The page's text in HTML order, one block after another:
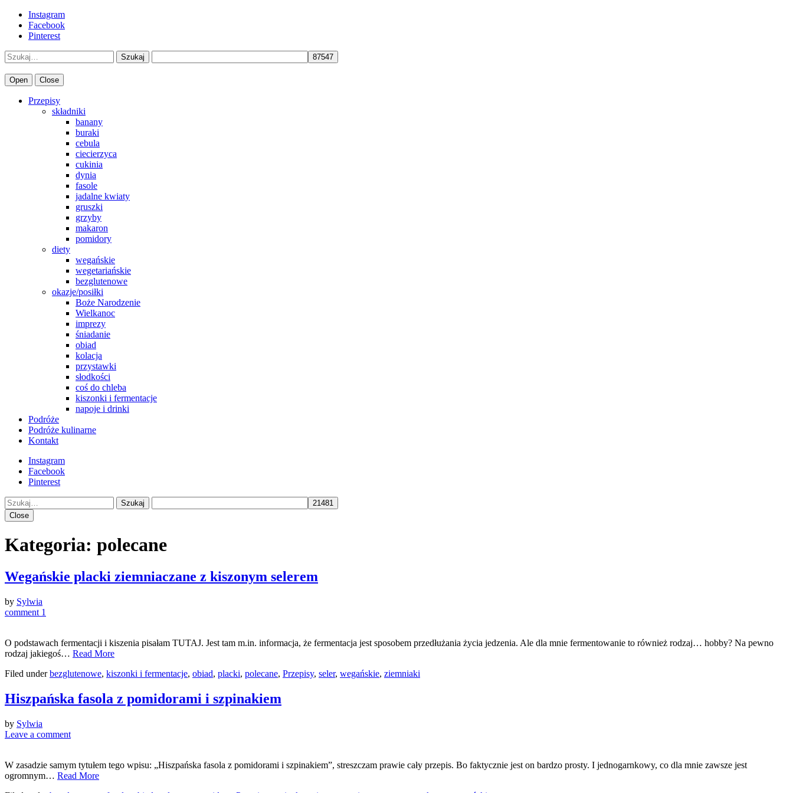
Instagram
Facebook
Pinterest
Szukaj
Open Close
Przepisy
składniki
banany
buraki
cebula
ciecierzyca
cukinia
dynia
fasole
jadalne kwiaty
gruszki
grzyby
makaron
pomidory
diety
wegańskie
wegetariańskie
bezglutenowe
okazje/posiłki
Boże Narodzenie
Wielkanoc
imprezy
śniadanie
obiad
kolacja
przystawki
słodkości
coś do chleba
kiszonki i fermentacje
napoje i drinki
Podróże
Podróże kulinarne
Kontakt
Instagram
Facebook
Pinterest
Szukaj
Close
Kategoria: polecane
Wegańskie placki ziemniaczane z kiszonym selerem
by Sylwia
comment 1
O podstawach fermentacji i kiszenia pisałam TUTAJ. Jest tam m.in. informacja, że fermentacja jest sposobem przedłużania życia jedzenia. Ale dla mnie fermentowanie to również rodzaj… hobby? Na pewno
rodzaj jakiegoś… Read More
Filed underbezglutenowe, kiszonki i fermentacje, obiad, placki, polecane, Przepisy, seler, wegańskie, ziemniaki
Hiszpańska fasola z pomidorami i szpinakiem
by Sylwia
Leave a comment
W zasadzie samym tytułem tego wpisu: „Hiszpańska fasola z pomidorami i szpinakiem”, streszczam prawie cały przepis. Bo faktycznie jest on bardzo prosty. I jednogarnkowy, co dla mnie zawsze jest
ogromnym… Read More